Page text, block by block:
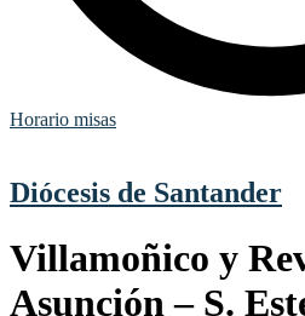
Horario misas
Diócesis de Santander
Villamoñico y
Asunción – S.